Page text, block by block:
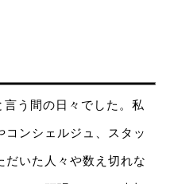
う間の日々でした。私
ンシェルジュ、スタッ
だいた人々や数え切れな